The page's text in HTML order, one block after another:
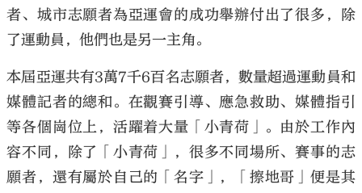
者、城市志願者為亞運會的成功舉辦付出了很多，除
了運動員，他們也是另一主角。
本屆亞運共有3萬7千6百名志願者，數量超過運動員和
媒體記者的總和。在觀賽引導、應急救助、媒體指引
等各個崗位上，活躍着大量「小青荷」。由於工作內
容不同，除了「小青荷」，很多不同場所、賽事的志
願者，還有屬於自己的「名字」，「擦地哥」便是其